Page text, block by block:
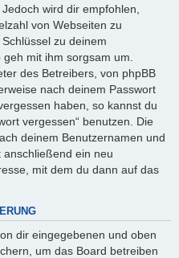
wird dir empfohlen,
von Webseiten zu
zu deinem
mit ihm sorgsam um.
des Betreibers, von phpBB
nach deinem Passwort
haben, so kannst du
vergessen“ benutzen. Die
deinem Benutzernamen und
ein neu
mit dem du dann auf das
dir eingegebenen und oben
um das Board betreiben